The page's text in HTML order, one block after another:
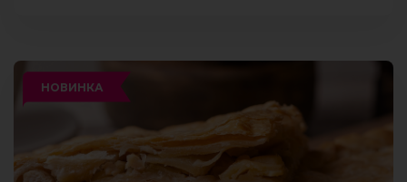
НОВИНКА